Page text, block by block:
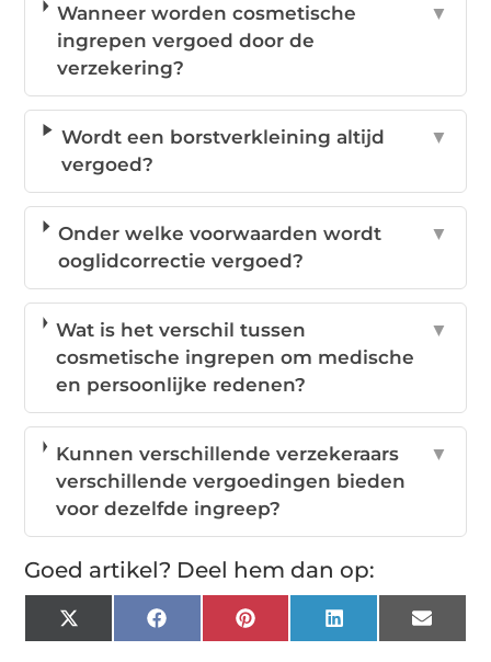
Wanneer worden cosmetische
ingrepen vergoed door de
verzekering?
▼
Wordt een borstverkleining altijd
vergoed?
▼
Onder welke voorwaarden wordt
ooglidcorrectie vergoed?
▼
Wat is het verschil tussen
cosmetische ingrepen om medische
en persoonlijke redenen?
▼
Kunnen verschillende verzekeraars
verschillende vergoedingen bieden
voor dezelfde ingreep?
▼
Goed artikel? Deel hem dan op:
X
(Twitter)
FacebookPinterestLinkedInEmail